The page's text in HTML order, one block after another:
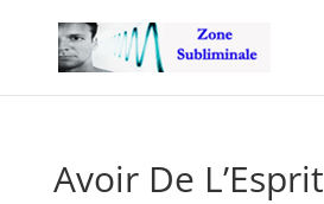
Avoir De L’Esprit